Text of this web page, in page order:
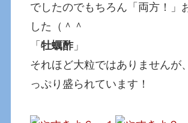
でしたのでもちろん「両方！」
した（＾＾
「牡蠣酢」
それほど大粒ではありませんが
っぷり盛られています！